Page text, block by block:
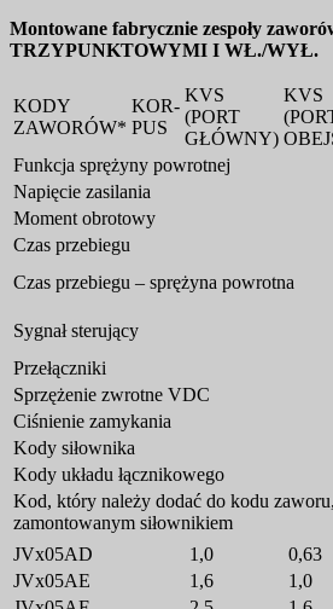
Montowane fabrycznie zespoły
TRZYPUNKTOWYMI I WŁ./WYŁ.
KODY
ZAWORÓW*
KOR-
PUS
KVS
(PORT
GŁÓWNY)
KVS
Funkcja sprężyny powrotnej
Napięcie zasilania
Moment obrotowy
Czas przebiegu
Czas przebiegu – sprężyna powrotna
Sygnał sterujący
Przełączniki
Sprzężenie zwrotne VDC
Ciśnienie zamykania
Kody siłownika
Kody układu łącznikowego
Kod, który należy dodać do kodu
zamontowanym siłownikiem
JVx05AD 1,0 0,63
JVx05AE
1,6 1,0